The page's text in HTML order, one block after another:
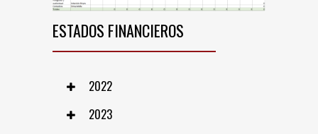
ESTADOS FINANCIEROS
2022
2023